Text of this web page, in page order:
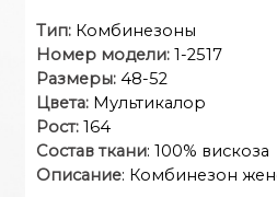
Тип:Комбинезоны
Номер модели:1-2517
Размеры:48-52
Цвета: Мультикалор
Рост: 164
Состав ткани: 100% вискоза
Описание: Комбинезон